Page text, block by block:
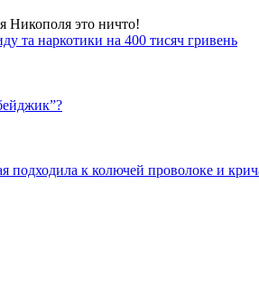
Никополя это ничто!
та наркотики на 400 тисяч гривень
к колючей проволоке и